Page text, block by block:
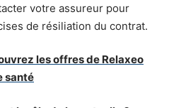
votre assureur pour
de résiliation du contrat.
les offres de Relaxeo
santé